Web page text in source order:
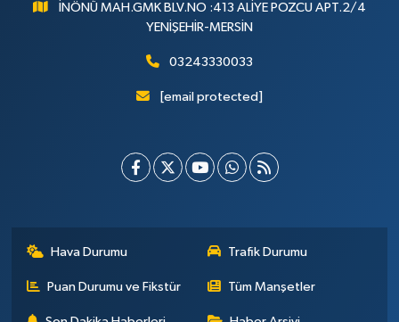
İNÖNÜ MAH.GMK BLV.NO :413 ALİYE POZCU APT.2/4
YENİŞEHİR-MERSİN
03243330033
[email protected]
Hava Durumu Trafik Durumu
Puan Durumu ve Fikstür Tüm Manşetler